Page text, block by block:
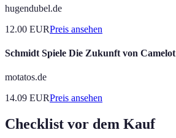
hugendubel.de
12.00 EURPreis ansehen
Schmidt Spiele Die Zukunft von Camelot
motatos.de
14.09 EURPreis ansehen
Checklist vor dem Kauf